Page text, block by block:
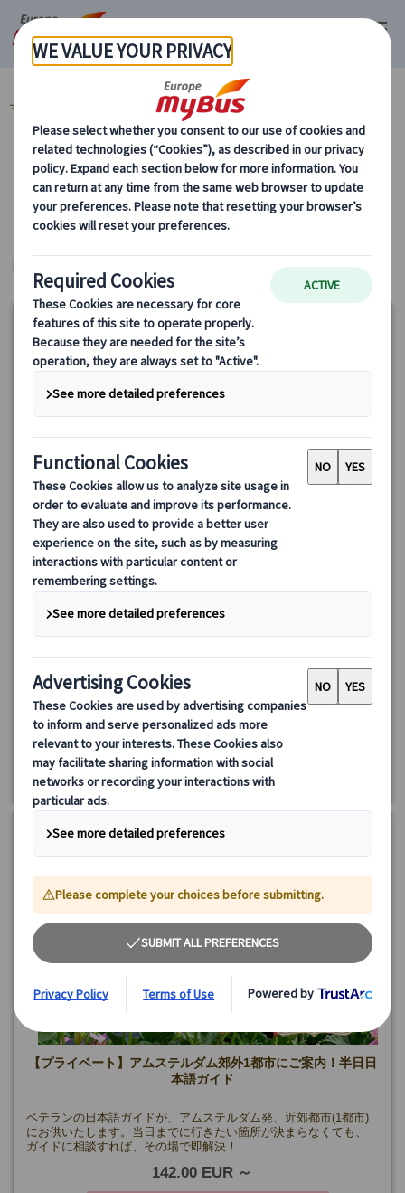
マイバス・ヨーロッパ オランダ (5) アムステルダム郊外観光 (2)
カテゴリーから探す
アムステルダム郊外観光
【プライベート】アムステルダム市内＆近郊にご案内！終日日
本語ガイド
ベテランの日本語ガイドがアムステルダム市内だけではなく、近
郊都市(1都市)にもお供いたします。当日までに行きたい箇所が決
まらなくても、ガイドに相談すれば、その場で即解決！
毎日
約8時間
【プライベート】アムステルダム郊外1都市にご案内！半日日
本語ガイド
ベテランの日本語ガイドが、アムステルダム発、近郊都市(1都市)
にお供いたします。当日までに行きたい箇所が決まらなくても、
ガイドに相談すれば、その場で即解決！
142.00 EUR